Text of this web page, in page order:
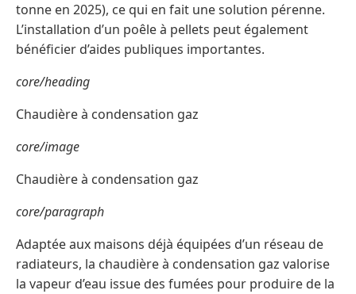
tonne en 2025), ce qui en fait une solution pérenne.
L’installation d’un poêle à pellets peut également
bénéficier d’aides publiques importantes.
core/heading
Chaudière à condensation gaz
core/image
Chaudière à condensation gaz
core/paragraph
Adaptée aux maisons déjà équipées d’un réseau de
radiateurs, la chaudière à condensation gaz valorise
la vapeur d’eau issue des fumées pour produire de la